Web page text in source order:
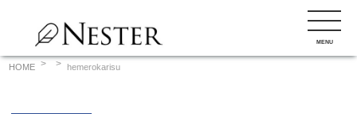
ン
MENU
HOME hemerokarisu